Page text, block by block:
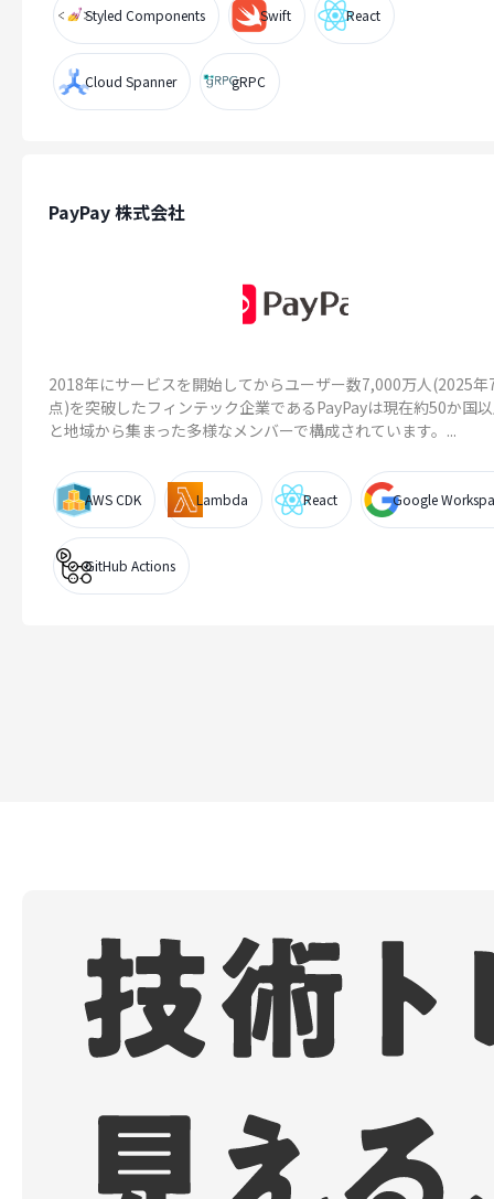
Styled Components Swift React
Cloud Spanner gRPC
PayPay 株式会社
2018年にサービスを開始してからユーザー数7,000万人(2025年
点)を突破したフィンテック企業であるPayPayは現在約50か国
と地域から集まった多様なメンバーで構成されています。...
AWS CDK Lambda React Google
GitHub Actions